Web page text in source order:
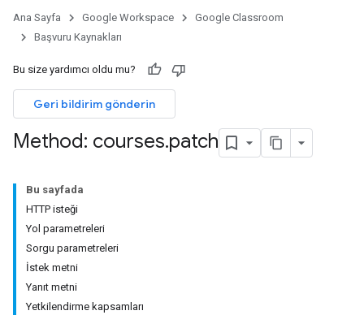
Ana Sayfa Google Workspace
Google Classroom
Başvuru Kaynakları
Bu size yardımcı oldu mu?
Geri bildirim gönderin
Method: courses.patch
Bu sayfada
HTTP isteği
Yol parametreleri
Sorgu parametreleri
İstek metni
Yanıt metni
Yetkilendirme kapsamları